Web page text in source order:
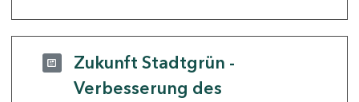
Zukunft Stadtgrün -
Verbesserung des